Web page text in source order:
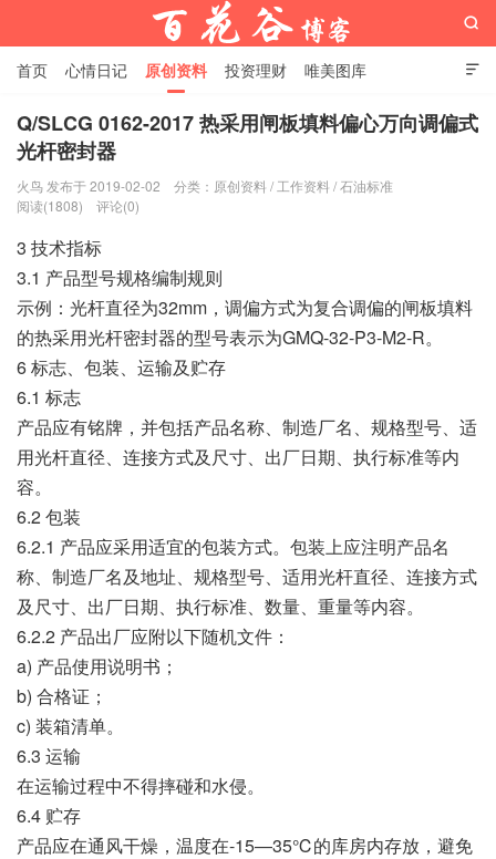
百花谷博客

首页 心情日记 原创资料 投资理财 唯美图库
影音视频 工作照片 Python代码

Q/SLCG 0162-2017 热采用闸板填料偏心万向调偏式
光杆密封器
火鸟 发布于 2019-02-02 分类： 原创资料 / 工作资料 /石油标准
阅读(1808)
评论(0)
3 技术指标
3.1 产品型号规格编制规则
示例：光杆直径为32mm，调偏方式为复合调偏的闸板填料
的热采用光杆密封器的型号表示为GMQ-32-P3-M2-R。
6 标志、包装、运输及贮存
6.1 标志
产品应有铭牌，并包括产品名称、制造厂名、规格型号、适
用光杆直径、连接方式及尺寸、出厂日期、执行标准等内
容。
6.2 包装
6.2.1 产品应采用适宜的包装方式。包装上应注明产品名
称、制造厂名及地址、规格型号、适用光杆直径、连接方式
及尺寸、出厂日期、执行标准、数量、重量等内容。
6.2.2 产品出厂应附以下随机文件：
a) 产品使用说明书；
b) 合格证；
c) 装箱清单。
6.3 运输
在运输过程中不得摔碰和水侵。
6.4 贮存
产品应在通风干燥，温度在-15—35℃的库房内存放，避免